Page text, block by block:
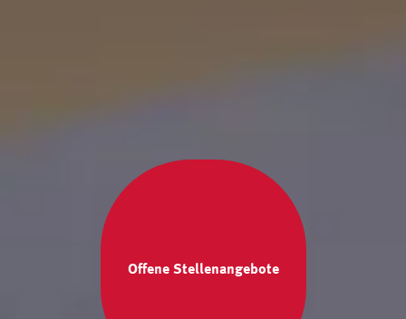
Offene Stellenangebote